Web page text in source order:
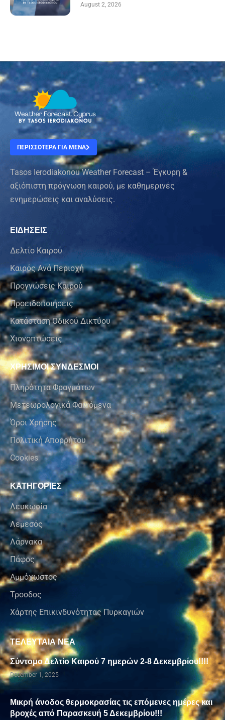
August 2, 2026
ΠΕΡΙΣΣΟΤΕΡΑ ΓΙΑ ΜΕΝΑ
Tasos Ierodiakonou Weather Forecast – Έγκυρη &
αξιόπιστη πρόγνωση καιρού, με καθημερινές
ενημερώσεις και αναλύσεις.
ΕΙΔΗΣΕΙΣ
Δελτίο Καιρού
Καιρός Ανά Περιοχή
Προγνώσεις Καιρού
Προειδοποιήσεις
Κατάσταση Οδικού Δικτύου
Χιονοπτώσεις
ΧΡΗΣΙΜΟΙ ΣΥΝΔΕΣΜΟΙ
Πληρότητα Φραγμάτων
Μετεωρολογικά Φαινόμενα
Όροι Χρήσης
Πολιτική Απορρήτου
Cookies
ΚΑΤΗΓΟΡΙΕΣ
Λευκωσία
Λεμεσός
Λάρνακα
Πάφος
Αμμόχωστος
Τροοδος
Χάρτης Επικινδυνότητας Πυρκαγιών
ΤΕΛΕΥΤΑΙΑ ΝΕΑ
Σύντομο Δελτίο Καιρού 7 ημερών 2-8 Δεκεμβρίου!!!!
December 1, 2025
Μικρή άνοδος θερμοκρασίας τις επόμενες ημέρες και
βροχές από Παρασκευή 5 Δεκεμβρίου!!!